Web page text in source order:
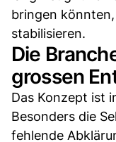
bringen
stabilisieren.
Die
grossen
Das Konzept ist
Besonders die
fehlende